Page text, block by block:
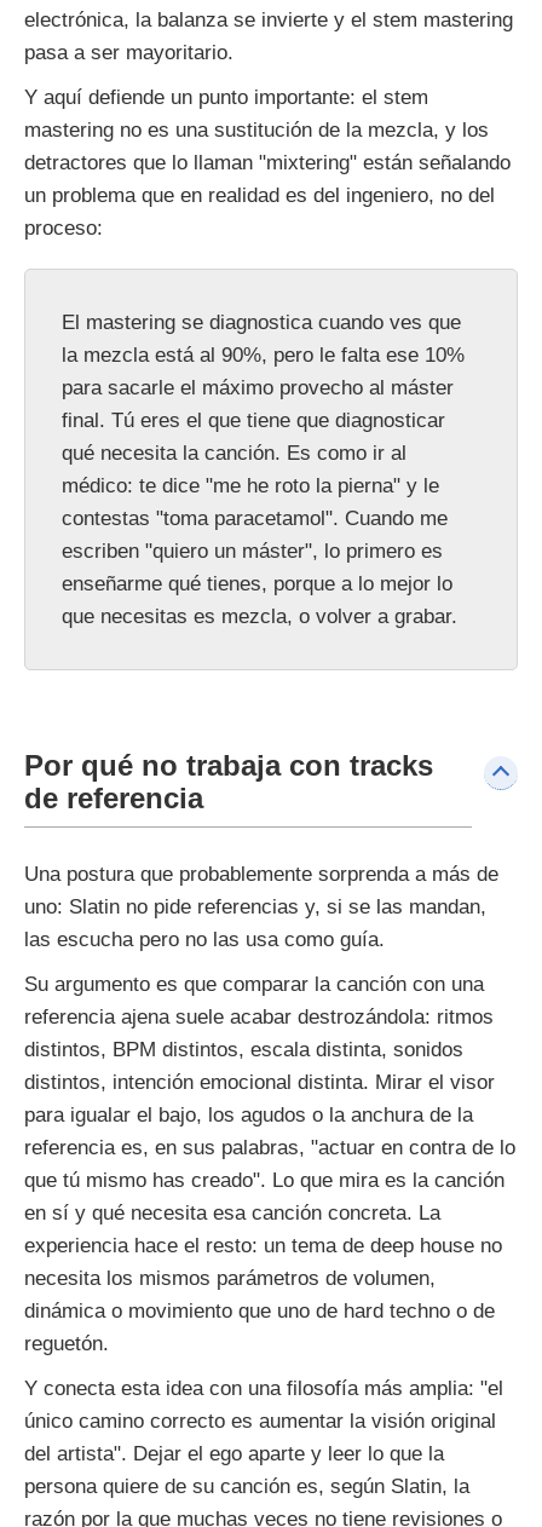
electrónica, la balanza se invierte y el stem mastering
pasa a ser mayoritario.
Y aquí defiende un punto importante: el stem
mastering no es una sustitución de la mezcla, y los
detractores que lo llaman "mixtering" están señalando
un problema que en realidad es del ingeniero, no del
proceso:
El mastering se diagnostica cuando ves que
la mezcla está al 90%, pero le falta ese 10%
para sacarle el máximo provecho al máster
final. Tú eres el que tiene que diagnosticar
qué necesita la canción. Es como ir al
médico: te dice "me he roto la pierna" y le
contestas "toma paracetamol". Cuando me
escriben "quiero un máster", lo primero es
enseñarme qué tienes, porque a lo mejor lo
que necesitas es mezcla, o volver a grabar.
Por qué no trabaja con tracks
de referencia
Una postura que probablemente sorprenda a más de
uno: Slatin no pide referencias y, si se las mandan,
las escucha pero no las usa como guía.
Su argumento es que comparar la canción con una
referencia ajena suele acabar destrozándola: ritmos
distintos, BPM distintos, escala distinta, sonidos
distintos, intención emocional distinta. Mirar el visor
para igualar el bajo, los agudos o la anchura de la
referencia es, en sus palabras, "actuar en contra de lo
que tú mismo has creado". Lo que mira es la canción
en sí y qué necesita esa canción concreta. La
experiencia hace el resto: un tema de deep house no
necesita los mismos parámetros de volumen,
dinámica o movimiento que uno de hard techno o de
reguetón.
Y conecta esta idea con una filosofía más amplia: "el
único camino correcto es aumentar la visión original
del artista". Dejar el ego aparte y leer lo que la
persona quiere de su canción es, según Slatin, la
razón por la que muchas veces no tiene revisiones o